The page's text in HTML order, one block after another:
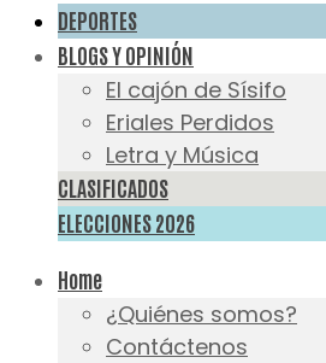
DEPORTES
BLOGS Y OPINIÓN
El cajón de Sísifo
Eriales Perdidos
Letra y Música
CLASIFICADOS
ELECCIONES 2026
Home
¿Quiénes somos?
Contáctenos